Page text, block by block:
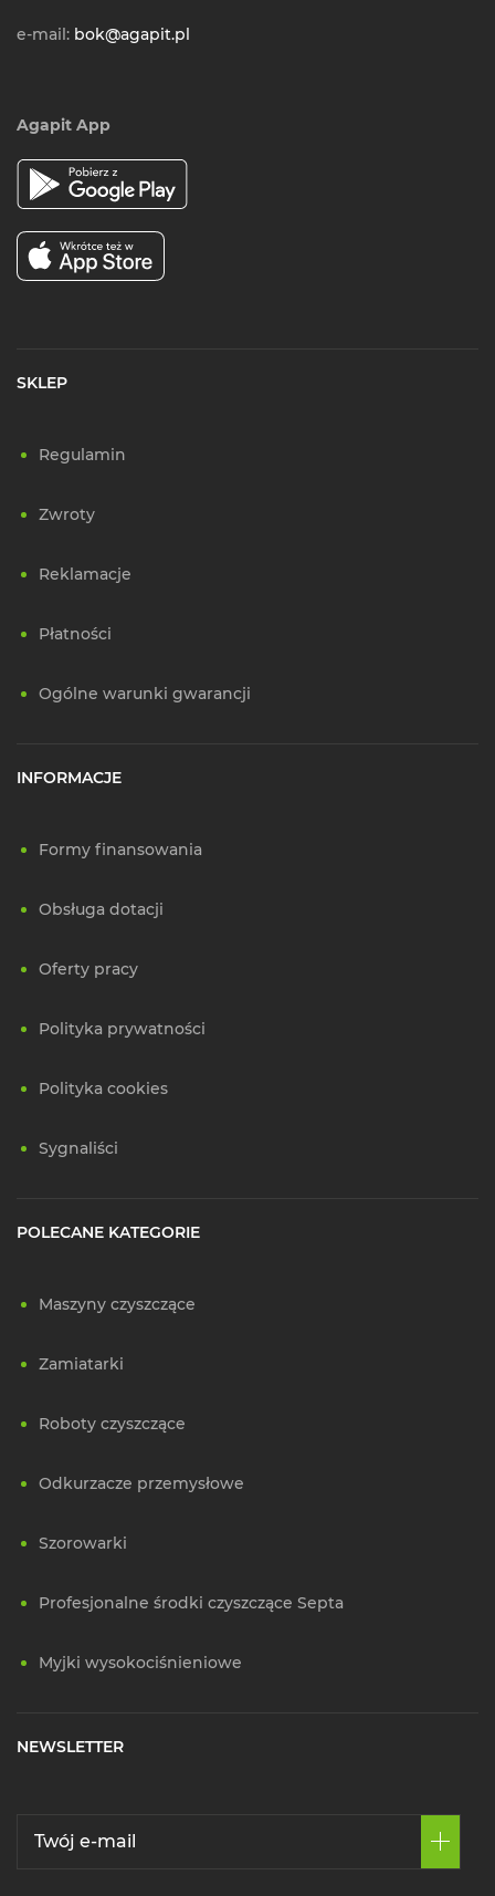
e-mail: bok@agapit.pl
Agapit App
SKLEP
Regulamin
Zwroty
Reklamacje
Płatności
Ogólne warunki gwarancji
INFORMACJE
Formy finansowania
Obsługa dotacji
Oferty pracy
Polityka prywatności
Polityka cookies
Sygnaliści
POLECANE KATEGORIE
Maszyny czyszczące
Zamiatarki
Roboty czyszczące
Odkurzacze przemysłowe
Szorowarki
Profesjonalne środki czyszczące Septa
Myjki wysokociśnieniowe
NEWSLETTER